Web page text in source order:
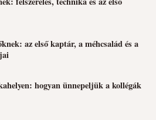
az első kaptár, a méhcsalád és a
hogyan ünnepeljük a kollégák